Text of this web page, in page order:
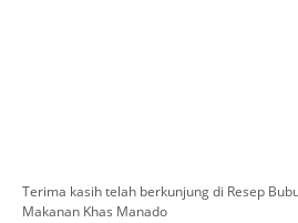
Terima kasih telah berkunjung di Resep
Makanan Khas Manado